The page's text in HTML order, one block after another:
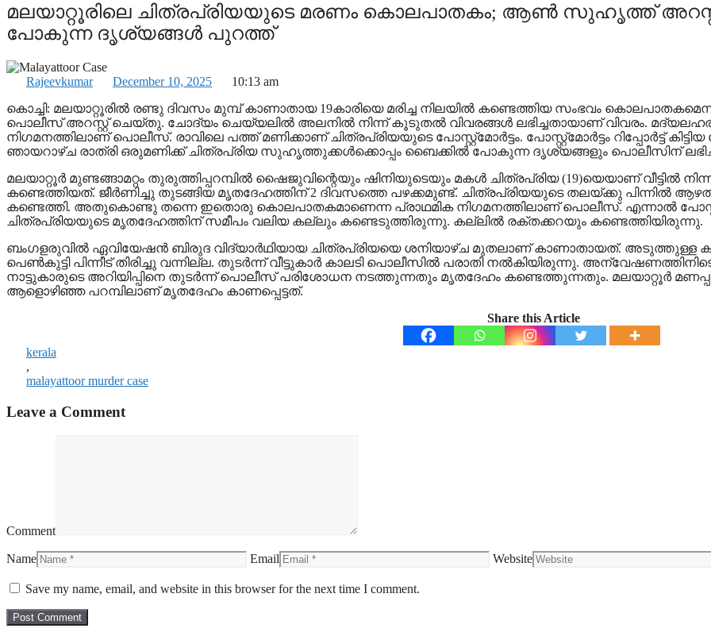
മലയാറ്റൂരിലെ ചിത്രപ്രിയയുടെ മരണം കൊലപാതകം; ആണ്‍ സുഹൃത്ത്
പോകുന്ന ദൃശ്യങ്ങള്‍ പുറത്ത്
Rajeevkumar December 10, 2025
10:13 am
കൊച്ചി: മലയാറ്റൂരില്‍ രണ്ടു ദിവസം മുമ്പ് കാണാതായ 19കാരിയെ മരിച്ച നിലയില്‍ കണ്ടെത്തിയ സംഭവം
പൊലീസ് അറസ്റ്റ് ചെയ്തു. ചോദ്യം ചെയ്യലില്‍ അലനില്‍ നിന്ന് കൂടുതല്‍ വിവരങ്ങള്‍ ലഭിച്ചതായാണ് വിവരം.
നിഗമനത്തിലാണ് പൊലീസ്. രാവിലെ പത്ത് മണിക്കാണ് ചിത്രപ്രിയയുടെ പോസ്റ്റ്‌മോര്‍ട്ടം. പോസ്റ്റ്‌മോര്‍ട്ടം റിപ്പോര്‍ട്ട്
ഞായറാഴ്ച രാത്രി ഒരുമണിക്ക് ചിത്രപ്രിയ സുഹൃത്തുക്കള്‍ക്കൊപ്പം ബൈക്കില്‍ പോകുന്ന ദൃശ്യങ്ങളും പൊലീസിന്
മലയാറ്റൂര്‍ മുണ്ടങ്ങാമറ്റം തുരുത്തിപ്പറമ്പില്‍ ഷൈജുവിന്റെയും ഷിനിയുടെയും മകള്‍ ചിത്രപ്രിയ (19)യെയാണ് വീട്ടില്‍
കണ്ടെത്തിയത്. ജീര്‍ണിച്ചു തുടങ്ങിയ മൃതദേഹത്തിന് 2 ദിവസത്തെ പഴക്കമുണ്ട്. ചിത്രപ്രിയയുടെ തലയ്ക്കു പിന്നില്‍
കണ്ടെത്തി. അതുകൊണ്ടു തന്നെ ഇതൊരു കൊലപാതകമാണെന്ന പ്രാഥമിക നിഗമനത്തിലാണ് പൊലീസ്. എന്നാല്‍
ചിത്രപ്രിയയുടെ മൃതദേഹത്തിന് സമീപം വലിയ കല്ലും കണ്ടെടുത്തിരുന്നു. കല്ലില്‍ രക്തക്കറയും കണ്ടെത്തിയിരുന്നു.
ബംഗളരുവില്‍ ഏവിയേഷന്‍ ബിരുദ വിദ്യാര്‍ഥിയായ ചിത്രപ്രിയയെ ശനിയാഴ്ച മുതലാണ് കാണാതായത്. അടുത്തുള്ള
പെണ്‍കുട്ടി പിന്നീട് തിരിച്ചു വന്നില്ല. തുടര്‍ന്ന് വീട്ടുകാര്‍ കാലടി പൊലീസില്‍ പരാതി നല്‍കിയിരുന്നു.
നാട്ടുകാരുടെ അറിയിപ്പിനെ തുടര്‍ന്ന് പൊലീസ് പരിശോധന നടത്തുന്നതും മൃതദേഹം കണ്ടെത്തുന്നതും. മലയാറ്റൂര്‍
ആളൊഴിഞ്ഞ പറമ്പിലാണ് മൃതദേഹം കാണപ്പെട്ടത്.
Share this Article
kerala
,
malayattoor murder case
Leave a Comment
Comment
Name Email Website
Save my name, email, and website in this browser for the next time I comment.